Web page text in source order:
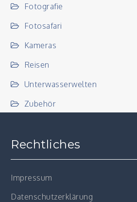
Fotografie
Fotosafari
Kameras
Reisen
Unterwasserwelten
Zubehör
Rechtliches
Impressum
Datenschutzerklärung